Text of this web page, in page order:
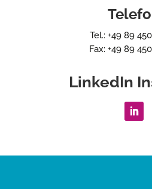
Tel.: +49 89
Fax: +49 89
LinkedIn